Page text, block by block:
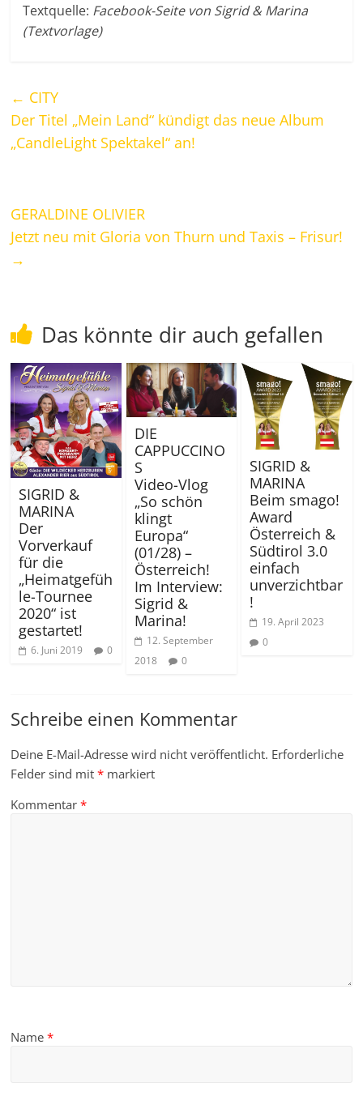
Textquelle: Facebook-Seite von Sigrid & Marina
(Textvorlage)
← CITY
Der Titel „Mein Land“ kündigt das neue Album
„CandleLight Spektakel“ an!
GERALDINE OLIVIER
Jetzt neu mit Gloria von Thurn und Taxis – Frisur!
→
Das könnte dir auch gefallen
SIGRID &
MARINA
Der
Vorverkauf
für die
„Heimatgefüh
le-Tournee
2020“ ist
gestartet!
6. Juni 2019 0
DIE
CAPPUCCINO
S
Video-Vlog
„So schön
klingt
Europa“
(01/28) –
Österreich!
Im Interview:
Sigrid &
Marina!
12. September
2018
0
SIGRID &
MARINA
Beim smago!
Award
Österreich &
Südtirol 3.0
einfach
unverzichtbar
!
19. April 2023
0
Schreibe einen Kommentar
Deine E-Mail-Adresse wird nicht veröffentlicht. Erforderliche
Felder sind mit* markiert
Kommentar*
Name*